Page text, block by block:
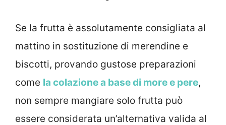
Se la frutta è assolutamente consigliata al
mattino in sostituzione di merendine e
biscotti, provando gustose preparazioni
come la colazione a base di more e pere,
non sempre mangiare solo frutta può
essere considerata un’alternativa valida al